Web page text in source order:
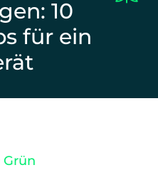
10
für ein
Grün
Arbeit und teile diesen